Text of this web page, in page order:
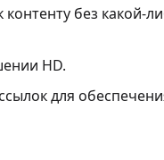
без какой-
HD.
для